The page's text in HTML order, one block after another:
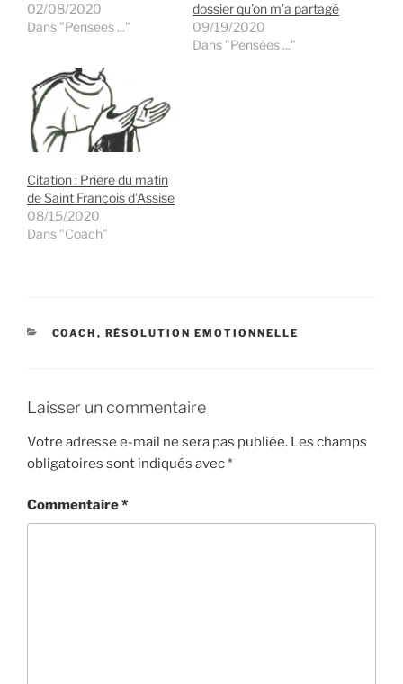
02/08/2020
Dans "Pensées ..."
dossier qu’on m’a partagé
09/19/2020
Dans "Pensées ..."
Citation : Prière du matin
de Saint François d’Assise
08/15/2020
Dans "Coach"
CATÉGORIES
COACH , RÉSOLUTION EMOTIONNELLE
Laisser un commentaire
Votre adresse e-mail ne sera pas publiée. Les champs
obligatoires sont indiqués avec*
Commentaire*